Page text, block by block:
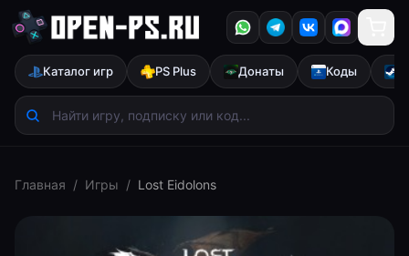
Каталог игр PS Plus Донаты Коды
Главная / Игры / Lost Eidolons